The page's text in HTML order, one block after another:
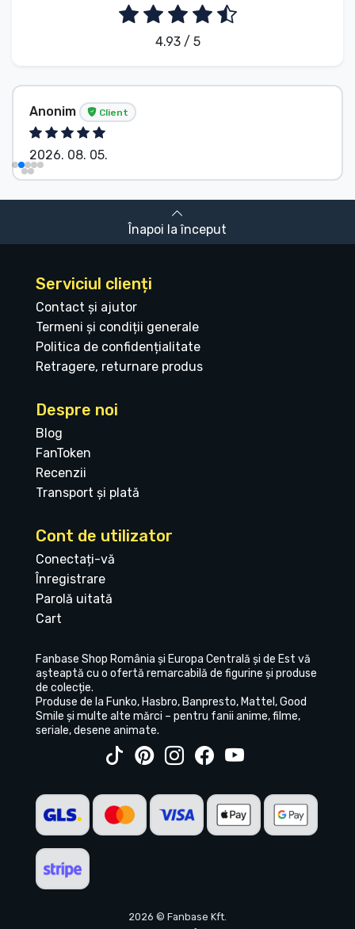
4.93 / 5
Anonim Client
2026. 08. 05.
Înapoi la început
Serviciul clienți
Contact și ajutor
Termeni și condiții generale
Politica de confidențialitate
Retragere, returnare produs
Despre noi
Blog
FanToken
Recenzii
Transport și plată
Cont de utilizator
Conectați-vă
Înregistrare
Parolă uitată
Cart
Fanbase Shop România și Europa Centrală și de Est vă
așteaptă cu o ofertă remarcabilă de figurine și produse
de colecție.
Produse de la Funko, Hasbro, Banpresto, Mattel, Good
Smile și multe alte mărci – pentru fanii anime, filme,
seriale, desene animate.
2026 © Fanbase Kft.